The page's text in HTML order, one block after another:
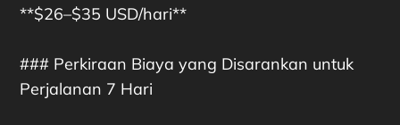
**$26–$35 USD/hari**
### Perkiraan Biaya yang Disarankan untuk
Perjalanan 7 Hari